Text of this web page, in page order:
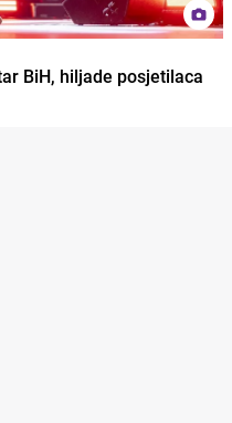
BiH, hiljade posjetilaca